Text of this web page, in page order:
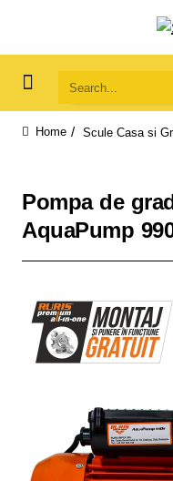
Search...
Scule Casa si
Pompa de
AquaPump